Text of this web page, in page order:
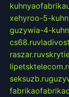
xehyroo-5-
guzywia-4-
cs68.ru
raszar.ru
seksuzb.ru